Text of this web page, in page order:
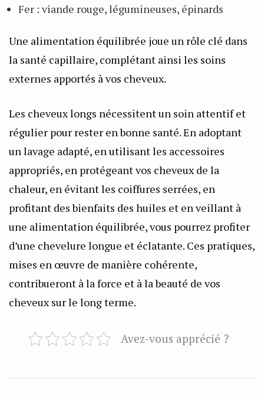
Fer : viande rouge, légumineuses, épinards
Une alimentation équilibrée joue un rôle clé dans
la santé capillaire, complétant ainsi les soins
externes apportés à vos cheveux.
Les cheveux longs nécessitent un soin attentif et
régulier pour rester en bonne santé. En adoptant
un lavage adapté, en utilisant les accessoires
appropriés, en protégeant vos cheveux de la
chaleur, en évitant les coiffures serrées, en
profitant des bienfaits des huiles et en veillant à
une alimentation équilibrée, vous pourrez profiter
d’une chevelure longue et éclatante. Ces pratiques,
mises en œuvre de manière cohérente,
contribueront à la force et à la beauté de vos
cheveux sur le long terme.
Avez-vous apprécié ?